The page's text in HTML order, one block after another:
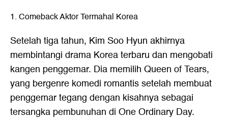
1. Comeback Aktor Termahal Korea
Setelah tiga tahun, Kim Soo Hyun akhirnya
membintangi drama Korea terbaru dan mengobati
kangen penggemar. Dia memilih Queen of Tears,
yang bergenre komedi romantis setelah membuat
penggemar tegang dengan kisahnya sebagai
tersangka pembunuhan di One Ordinary Day.